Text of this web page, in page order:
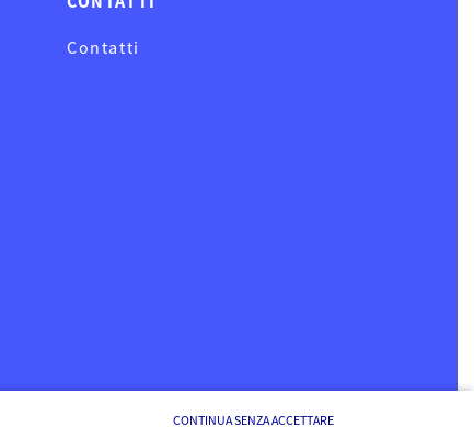
CONTINUA SENZA ACCETTARE
Contatti